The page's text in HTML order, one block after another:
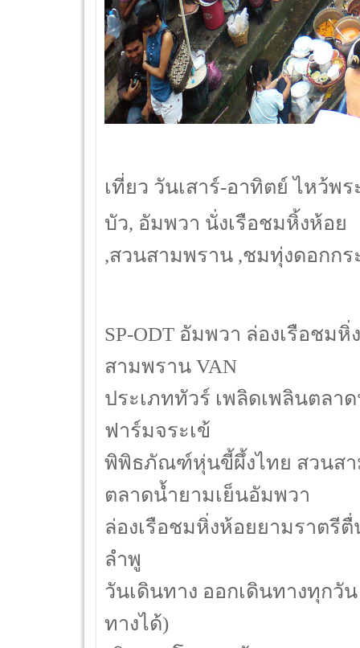
เที่ยว วันเสาร์-อาทิตย์ ไหว้พร
บัว, อัมพวา นั่งเรือชมหิ้งห้อย
,สวนสามพราน ,ชมทุ่งดอกกร
SP-ODT อัมพวา ล่องเรือช
สามพราน VAN
ประเภททัวร์ เพลิดเพลินตลา
ฟาร์มจระเข้
พิพิธภัณฑ์หุ่นขี้ผึ้งไทย สวนสา
ตลาดน้ำยามเย็นอัมพวา
ล่องเรือชมหิ่งห้อยยามราตรี
ลำพู
วันเดินทาง ออกเดินทางทุกวั
ทางได้)